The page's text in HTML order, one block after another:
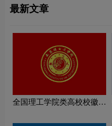
最新文章
全国理工学院类高校校徽设